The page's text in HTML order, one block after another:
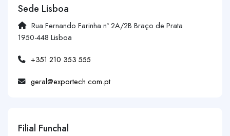
Sede Lisboa
Rua Fernando Farinha nº 2A/2B Braço de Prata
1950-448 Lisboa
+351 210 353 555
geral@exportech.com.pt
Filial Funchal